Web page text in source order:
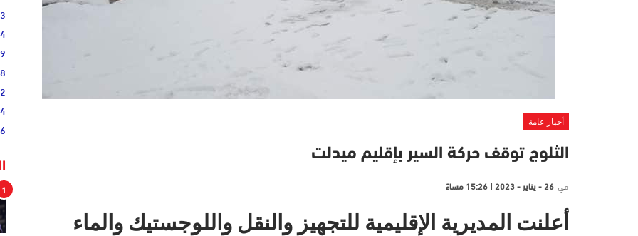
أخبار عامة
الثلوج توقف حركة السير بإقليم ميدلت
في 26 - يناير - 2023 | 15:26 مساءً
أعلنت المديرية الإقليمية للتجهيز والنقل واللوجستيك والماء
1